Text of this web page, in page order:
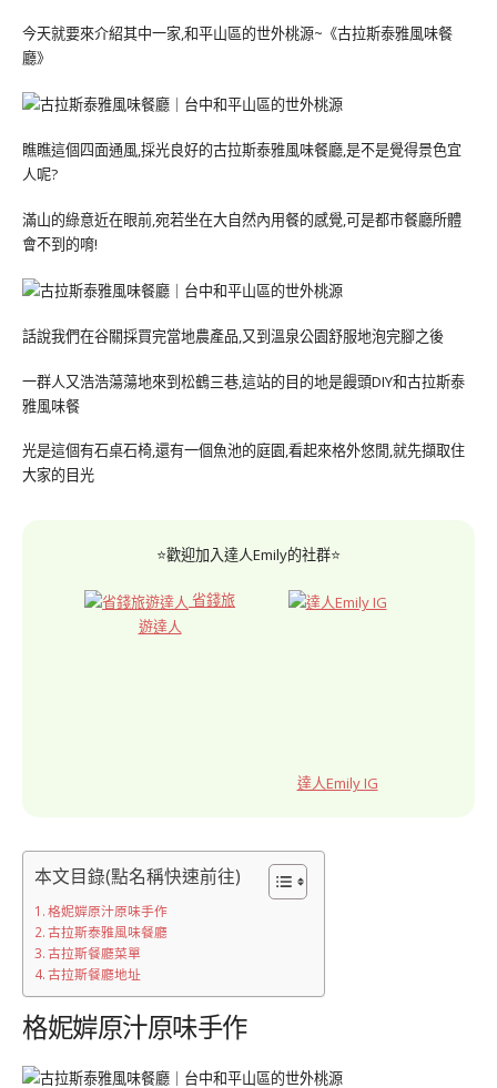
今天就要來介紹其中一家,和平山區的世外桃源~《古拉斯泰雅風味餐
廳》
瞧瞧這個四面通風,採光良好的古拉斯泰雅風味餐廳,是不是覺得景色宜
人呢?
滿山的綠意近在眼前,宛若坐在大自然內用餐的感覺,可是都市餐廳所體
會不到的唷!
話說我們在谷關採買完當地農產品,又到溫泉公園舒服地泡完腳之後
一群人又浩浩蕩蕩地來到松鶴三巷,這站的目的地是饅頭DIY和古拉斯泰
雅風味餐
光是這個有石桌石椅,還有一個魚池的庭園,看起來格外悠閒,就先擷取住
大家的目光
⭐歡迎加入達人Emily的社群⭐
省錢旅
遊達人
達人Emily IG
本文目錄(點名稱快速前往)
格妮婩原汁原味手作
古拉斯泰雅風味餐廳
古拉斯餐廳菜單
古拉斯餐廳地址
格妮婩原汁原味手作